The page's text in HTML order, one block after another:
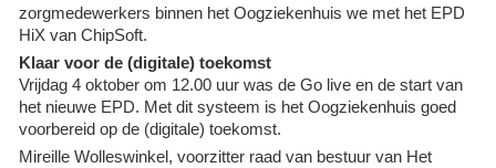
zorgmedewerkers binnen het Oogziekenhuis we met het EPD
HiX van ChipSoft.
Klaar voor de (digitale) toekomst
Vrijdag 4 oktober om 12.00 uur was de Go live en de start van
het nieuwe EPD. Met dit systeem is het Oogziekenhuis goed
voorbereid op de (digitale) toekomst.
Mireille Wolleswinkel, voorzitter raad van bestuur van Het